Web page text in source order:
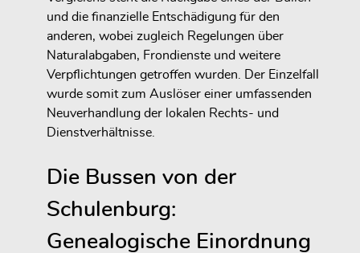
und die finanzielle Entschädigung für den
anderen, wobei zugleich Regelungen über
Naturalabgaben, Frondienste und weitere
Verpflichtungen getroffen wurden. Der Einzelfall
wurde somit zum Auslöser einer umfassenden
Neuverhandlung der lokalen Rechts- und
Dienstverhältnisse.
Die Bussen von der
Schulenburg:
Genealogische Einordnung